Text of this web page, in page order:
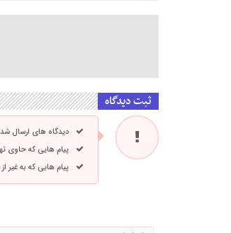
ثبت دیدگاه
دیدگاه های ارسال
پیام هایی که حاوی
پیام هایی که به غیر